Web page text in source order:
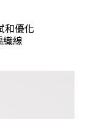
和優化
線